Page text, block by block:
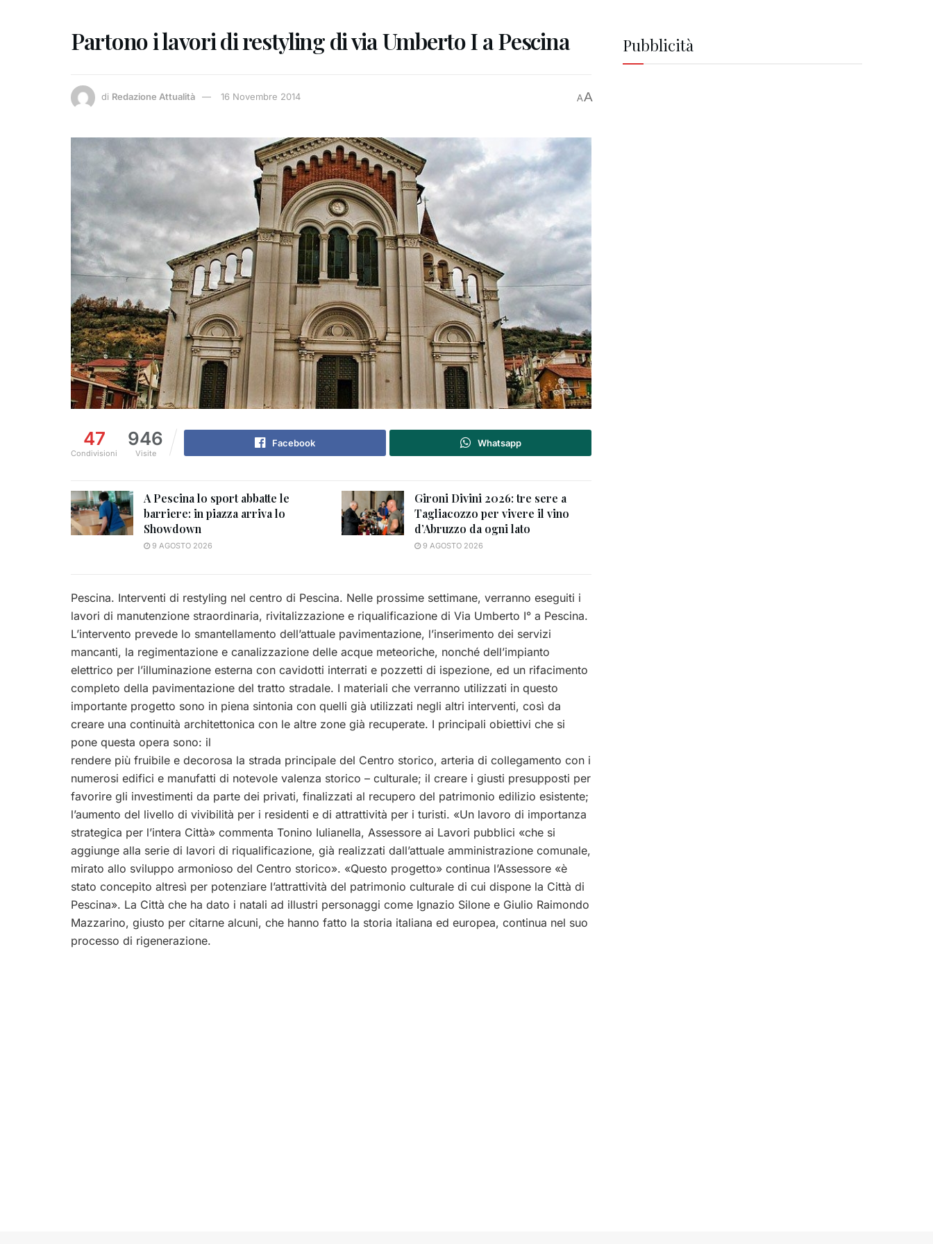
Partono i lavori di restyling di via Umberto I a Pescina
di Redazione Attualità 16 Novembre 2014 AA
47
Condivisioni
946
Visite
Facebook Whatsapp
A Pescina lo sport abbatte le
barriere: in piazza arriva lo
Showdown
9 AGOSTO 2026
Gironi Divini 2026: tre sere a
Tagliacozzo per vivere il vino
d’Abruzzo da ogni lato
9 AGOSTO 2026
Pescina. Interventi di restyling nel centro di Pescina. Nelle prossime settimane, verranno eseguiti i
lavori di manutenzione straordinaria, rivitalizzazione e riqualificazione di Via Umberto I° a Pescina.
L’intervento prevede lo smantellamento dell’attuale pavimentazione, l’inserimento dei servizi
mancanti, la regimentazione e canalizzazione delle acque meteoriche, nonché dell’impianto
elettrico per l’illuminazione esterna con cavidotti interrati e pozzetti di ispezione, ed un rifacimento
completo della pavimentazione del tratto stradale. I materiali che verranno utilizzati in questo
importante progetto sono in piena sintonia con quelli già utilizzati negli altri interventi, così da
creare una continuità architettonica con le altre zone già recuperate. I principali obiettivi che si
pone questa opera sono: il
rendere più fruibile e decorosa la strada principale del Centro storico, arteria di collegamento con i
numerosi edifici e manufatti di notevole valenza storico – culturale; il creare i giusti presupposti per
favorire gli investimenti da parte dei privati, finalizzati al recupero del patrimonio edilizio esistente;
l’aumento del livello di vivibilità per i residenti e di attrattività per i turisti. «Un lavoro di importanza
strategica per l’intera Città» commenta Tonino Iulianella, Assessore ai Lavori pubblici «che si
aggiunge alla serie di lavori di riqualificazione, già realizzati dall’attuale amministrazione comunale,
mirato allo sviluppo armonioso del Centro storico». «Questo progetto» continua l’Assessore «è
stato concepito altresì per potenziare l’attrattività del patrimonio culturale di cui dispone la Città di
Pescina». La Città che ha dato i natali ad illustri personaggi come Ignazio Silone e Giulio Raimondo
Mazzarino, giusto per citarne alcuni, che hanno fatto la storia italiana ed europea, continua nel suo
processo di rigenerazione.
Pubblicità